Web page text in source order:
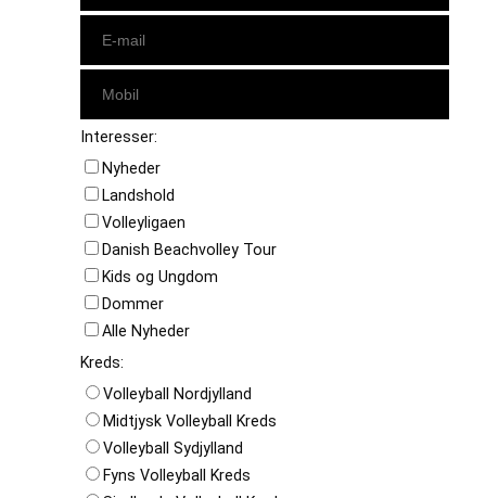
Interesser:
Nyheder
Landshold
Volleyligaen
Danish Beachvolley Tour
Kids og Ungdom
Dommer
Alle Nyheder
Kreds:
Volleyball Nordjylland
Midtjysk Volleyball Kreds
Volleyball Sydjylland
Fyns Volleyball Kreds